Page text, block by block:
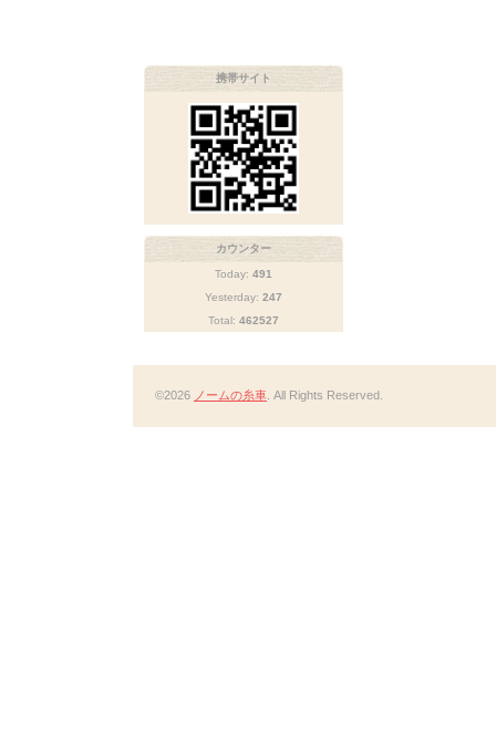
携帯サイト
カウンター
Today: 491
Yesterday: 247
Total: 462527
©2026 ノームの糸車 . All Rights Reserved.